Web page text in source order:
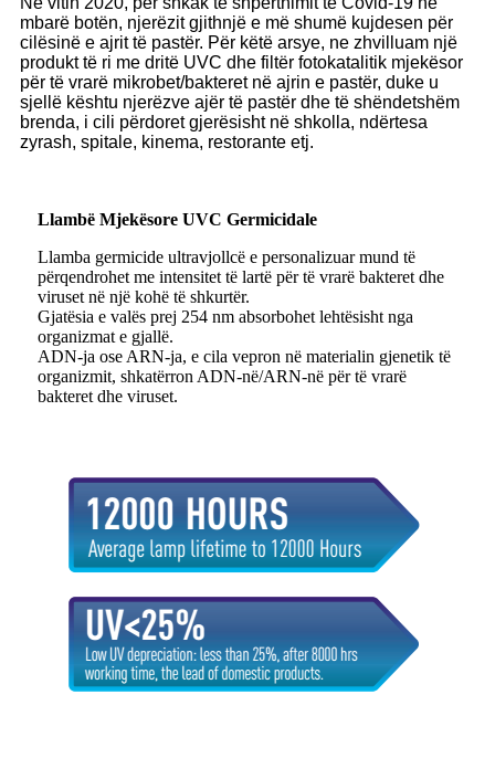
mbarë botën, njerëzit gjithnjë e më shumë kujdesen për
cilësinë e ajrit të pastër. Për këtë arsye, ne zhvilluam një
produkt të ri me dritë UVC dhe filtër fotokatalitik mjekësor
për të vrarë mikrobet/bakteret në ajrin e pastër, duke u
sjellë kështu njerëzve ajër të pastër dhe të shëndetshëm
brenda, i cili përdoret gjerësisht në shkolla, ndërtesa
zyrash, spitale, kinema, restorante etj.
Llambë Mjekësore UVC Germicidale
Llamba germicide ultravjollcë e personalizuar mund të
përqendrohet me intensitet të lartë për të vrarë bakteret dhe
viruset në një kohë të shkurtër.
Gjatësia e valës prej 254 nm absorbohet lehtësisht nga
organizmat e gjallë.
ADN-ja ose ARN-ja, e cila vepron në materialin gjenetik të
organizmit, shkatërron ADN-në/ARN-në për të vrarë
bakteret dhe viruset.